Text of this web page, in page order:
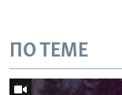
ПО ТЕМЕ